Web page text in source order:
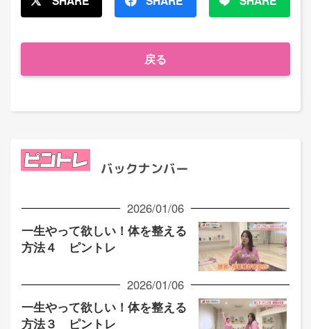
戻る
バックナンバー
2026/01/06
一生やって欲しい！体を整える
方法４ ピントレ
2026/01/06
一生やって欲しい！体を整える
方法３ ピントレ